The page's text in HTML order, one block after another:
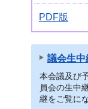
PDF版
議会生中
本会議及び
員会の生中
継をご覧に